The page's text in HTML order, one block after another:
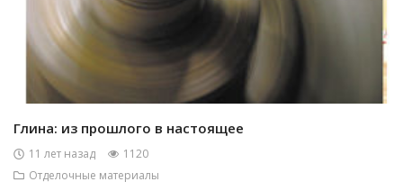
Глина: из прошлого в настоящее
11 лет назад
1120
Отделочные материалы